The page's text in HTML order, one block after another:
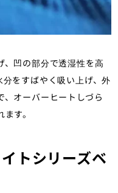
、凹の部分で透湿性を高
をすばやく吸い上げ、外
オーバーヒートしづら
す。
トシリーズベ